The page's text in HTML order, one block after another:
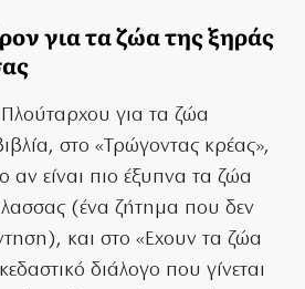
για τα ζώα της ξηράς
για τα ζώα
στο «Τρώγοντας κρέας»,
αν είναι πιο έξυπνα τα ζώα
(ένα ζήτημα που δεν
και στο «Εχουν τα ζώα
διάλογο που γίνεται